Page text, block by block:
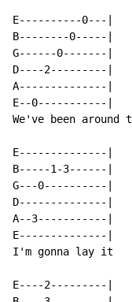
E----------0---|
B--------0-----|
G------0-------|
D----2---------|
A--------------|
E--0-----------|
We've been
E--------------|
B-----1-3------|
G---0----------|
D--------------|
A--3-----------|
E--------------|
I'm gonna lay it
E----2---------|